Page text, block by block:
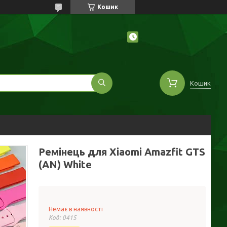
Кошик
Кошик
Ремінець для Xiaomi Amazfit GTS
(AN) White
Немає в наявності
Код: 0415